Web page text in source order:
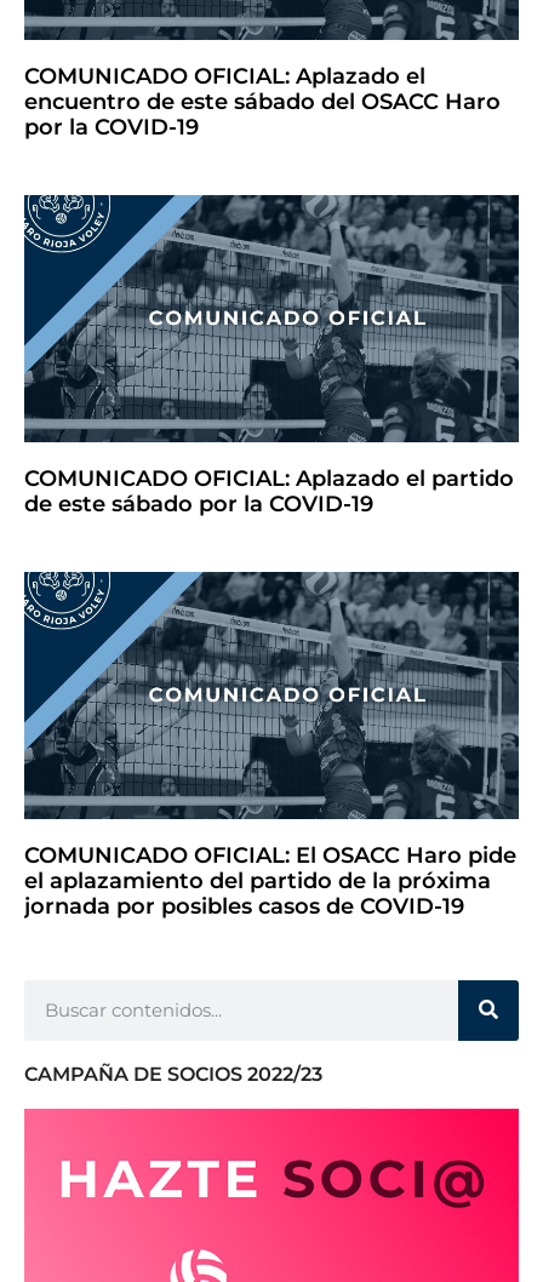
COMUNICADO OFICIAL: Aplazado el
encuentro de este sábado del OSACC Haro
por la COVID-19
COMUNICADO OFICIAL: Aplazado el partido
de este sábado por la COVID-19
COMUNICADO OFICIAL: El OSACC Haro pide
el aplazamiento del partido de la próxima
jornada por posibles casos de COVID-19
CAMPAÑA DE SOCIOS 2022/23